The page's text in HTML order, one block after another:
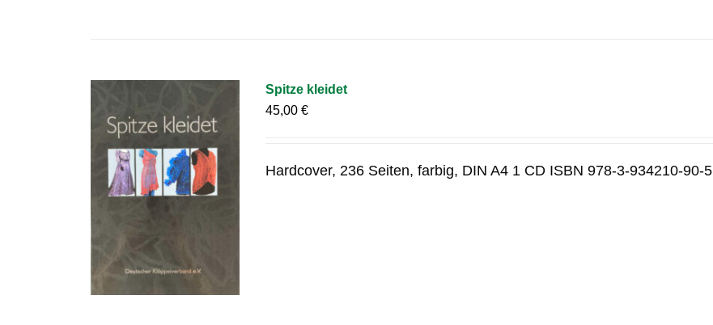
Spitze kleidet
45,00€
Hardcover, 236 Seiten, farbig, DIN A4 1 CD ISBN 978-3-934210-90-5